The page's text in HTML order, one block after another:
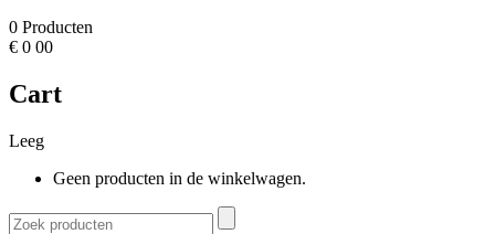
0 Producten
€ 0 00
Cart
Leeg
Geen producten in de winkelwagen.